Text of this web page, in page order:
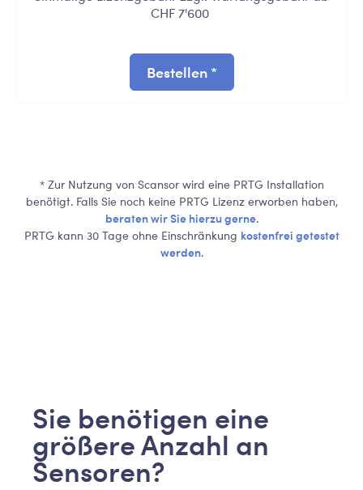
CHF 7'600
Bestellen *
* Zur Nutzung von Scansor wird eine PRTG Installation
benötigt. Falls Sie noch keine PRTG Lizenz erworben haben,
beraten wir Sie hierzu gerne.
PRTG kann 30 Tage ohne Einschränkung kostenfrei getestet
werden.
Sie benötigen eine
größere Anzahl an
Sensoren?